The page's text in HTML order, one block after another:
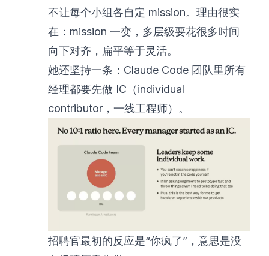
不让每个小组各自定 mission。理由很实
在：mission 一变，多层级要花很多时间
向下对齐，扁平等于灵活。
她还坚持一条：Claude Code 团队里所有
经理都要先做 IC（individual
contributor，一线工程师）。
招聘官最初的反应是“你疯了”，意思是没